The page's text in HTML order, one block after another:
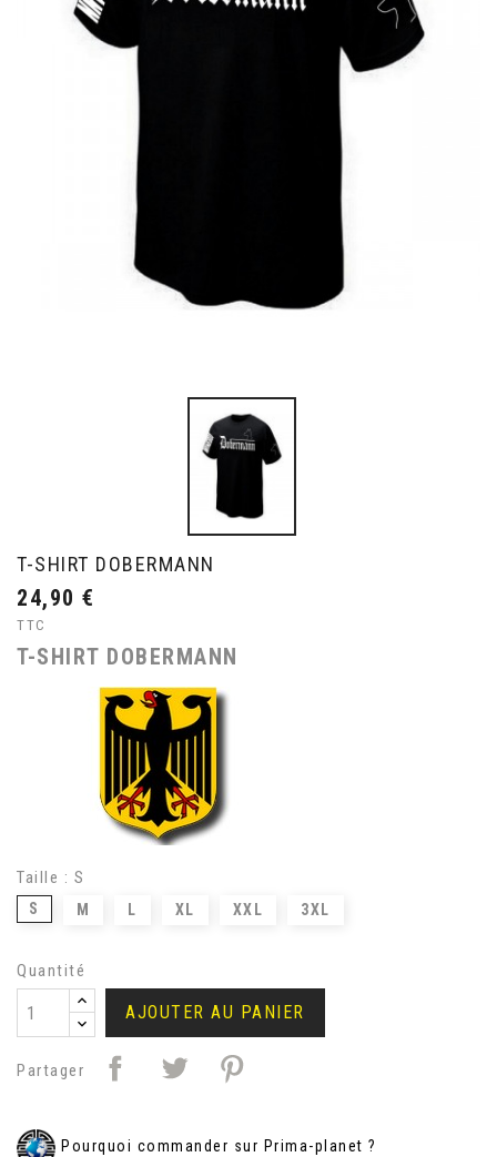
T-SHIRT DOBERMANN
24,90 €
TTC
T-SHIRT DOBERMANN
Taille : S
S M L XL XXL 3XL
Quantité
AJOUTER AU PANIER
Partager
Pourquoi commander sur Prima-planet ?